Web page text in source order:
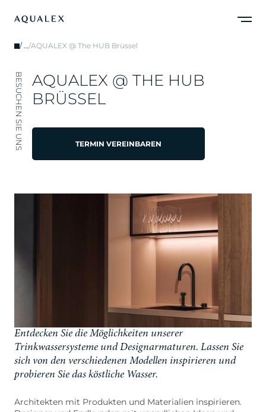
/ …/AQUALEX @ The HUB Brüssel
BESUCHEN SIE UNS AQUALEX @ THE HUB
BRÜSSEL
TERMIN VEREINBAREN
Entdecken Sie die Möglichkeiten unserer
Trinkwassersysteme und Designarmaturen. Lassen Sie
sich von den verschiedenen Modellen inspirieren und
probieren Sie das köstliche Wasser.
Architekten mit Produkten und Materialien inspirieren.